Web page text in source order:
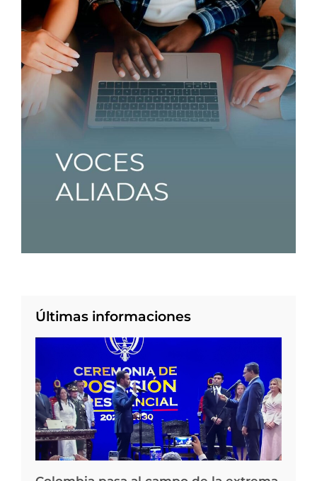
Últimas informaciones